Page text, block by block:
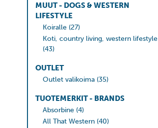
MUUT - DOGS & WESTERN
LIFESTYLE
Koiralle (27)
Koti, country living, western lifestyle
(43)
OUTLET
Outlet valikoima (35)
TUOTEMERKIT - BRANDS
Absorbine (4)
All That Western (40)